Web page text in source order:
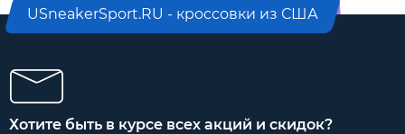
USneakerSport.RU - кроссовки из США
Хотите быть в курсе всех акций и скидок?